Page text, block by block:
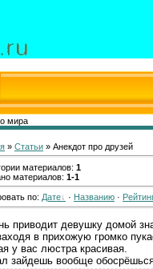
мира
» Статьи » Анекдот про друзей
материалов: 1
материалов: 1-1
по: Дате · Названию ·
приводит девушку домой
в прихожую громко
у вас люстра красивая.
зайдешь вообще